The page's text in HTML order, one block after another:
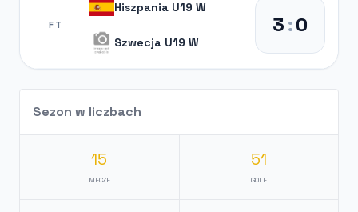
FT
Hiszpania U19 W
Szwecja U19 W
3:0
Sezon w liczbach
15
MECZE
51
GOLE